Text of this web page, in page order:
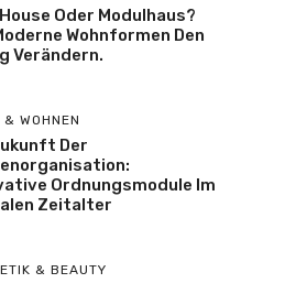
Oder Modulhaus?
Wohnformen Den
Verändern.
WOHNEN
Der
Ordnungsmodule Im
Zeitalter
& BEAUTY